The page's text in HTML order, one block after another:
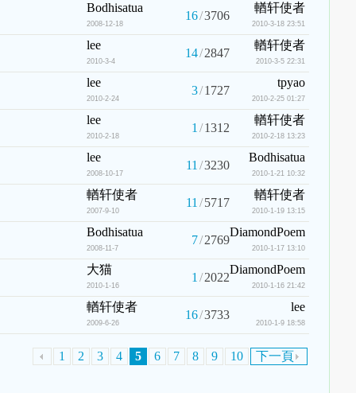
Bodhisatua
2008-12-18
16/3706
輶轩使者
2010-3-18 23:51
lee
2010-3-4
14/ 2847
輶轩使者
2010-3-5 22:31
lee
2010-2-24
3/ 1727
tpyao
2010-2-25 01:27
lee
2010-2-18
1 / 1312
輶轩使者
2010-2-18 13:23
lee
2008-10-17
11 /3230
Bodhisatua
2010-1-21 10:32
輶轩使者
2007-9-10
11 / 5717
輶轩使者
2010-1-19 13:15
Bodhisatua
2008-11-7
7/ 2769
DiamondPoem
2010-1-17 13:10
大猫
2010-1-16
1 / 2022
DiamondPoem
2010-1-16 21:42
輶轩使者
2009-6-26
16/3733
lee
2010-1-9 18:58
1 2 3 4 5 6 7 8 9 10 下一頁